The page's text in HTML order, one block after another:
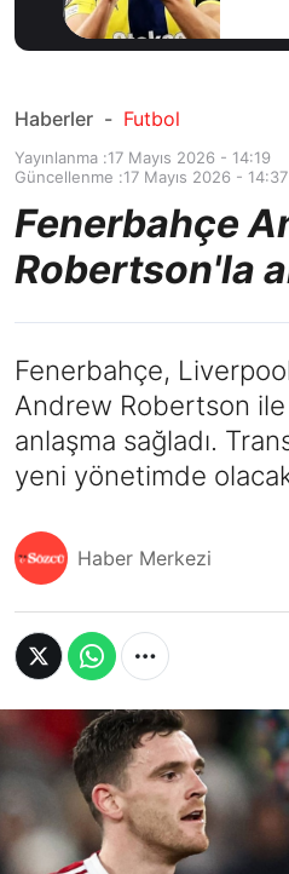
Haberler - Futbol
Yayınlanma :17 Mayıs 2026 - 14:19
Güncellenme :17 Mayıs 2026 - 14:37
Fenerbahçe
Robertson'la
Fenerbahçe,
Andrew Robertson
anlaşma sağladı.
yeni yönetimde
Haber Merkezi